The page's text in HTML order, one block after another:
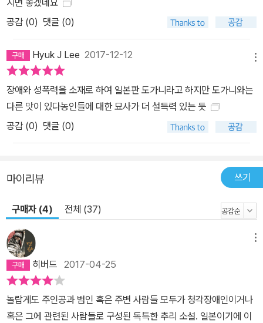
공감 (0) 댓글 (0)
Hyuk J Lee 2017-12-12
장애와 성폭력을 소재로 하여 일본판 도가니라고 하지만 도가니와는
다른 맛이 있다농인들에 대한 묘사가 더 설득력 있는 듯
공감 (0) 댓글 (0)
마이리뷰 쓰기
구매자 (4) 전체 (37)
히버드 2017-04-25
놀랍게도 주인공과 범인 혹은 주변 사람들 모두가 청각장애인이거나
혹은 그에 관련된 사람들로 구성된 독특한 추리 소설. 일본이기에 이